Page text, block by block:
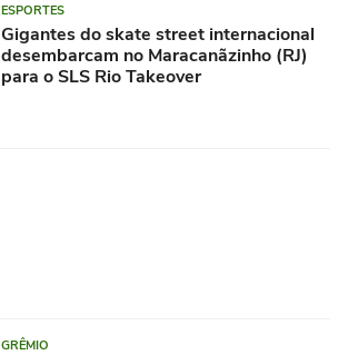
ESPORTES
Gigantes do skate street internacional
desembarcam no Maracanãzinho (RJ)
para o SLS Rio Takeover
GRÊMIO